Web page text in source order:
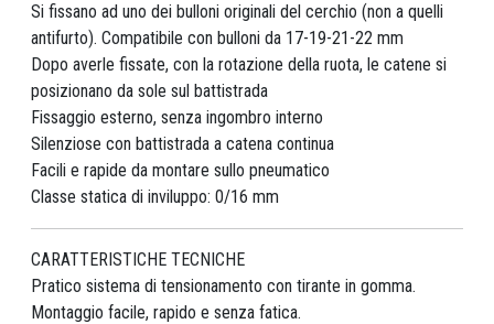
Si fissano ad uno dei bulloni originali del cerchio (non a quelli
antifurto). Compatibile con bulloni da 17-19-21-22 mm
Dopo averle fissate, con la rotazione della ruota, le catene si
posizionano da sole sul battistrada
Fissaggio esterno, senza ingombro interno
Silenziose con battistrada a catena continua
Facili e rapide da montare sullo pneumatico
Classe statica di inviluppo: 0/16 mm
CARATTERISTICHE TECNICHE
Pratico sistema di tensionamento con tirante in gomma.
Montaggio facile, rapido e senza fatica.